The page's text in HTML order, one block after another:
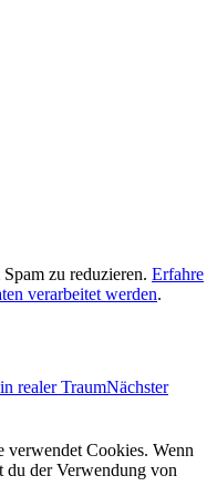
zu reduzieren. Erfahre
verarbeitet werden.
realer TraumNächster
verwendet Cookies. Wenn
du der Verwendung von